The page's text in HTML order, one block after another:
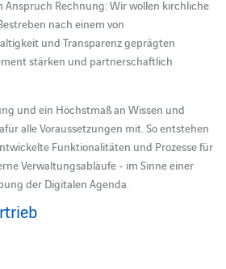
Anspruch Rechnung: Wir wollen kirchliche
nach einem von
und Transparenz geprägten
stärken und partnerschaftlich
und ein Höchstmaß an Wissen und
alle Voraussetzungen mit. So entstehen
Funktionalitäten und Prozesse für
Verwaltungsabläufe - im Sinne einer
der Digitalen Agenda.